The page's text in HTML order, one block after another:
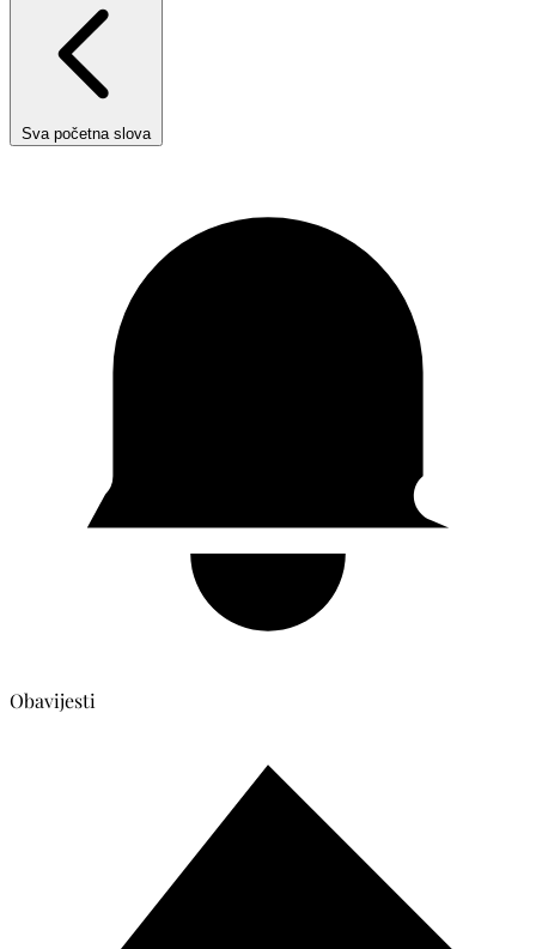
Sva početna slova
Obavijesti